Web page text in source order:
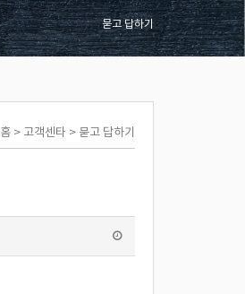
묻고 답하기
홈 > 고객센타 > 묻고 답하기